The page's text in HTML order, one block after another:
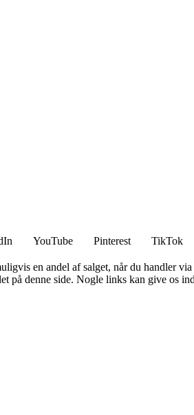
YouTube Pinterest TikTok
en andel af salget, når du handler via
på denne side. Nogle links kan give os